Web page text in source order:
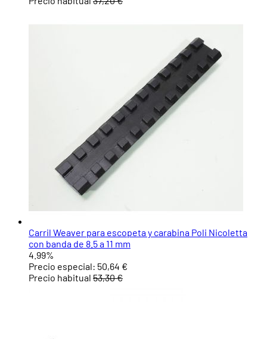
Carril Weaver para escopeta y carabina Poli Nicoletta
con banda de 8.5 a 11 mm
4.99%
Precio especial: 50,64 €
Precio habitual 53,30 €